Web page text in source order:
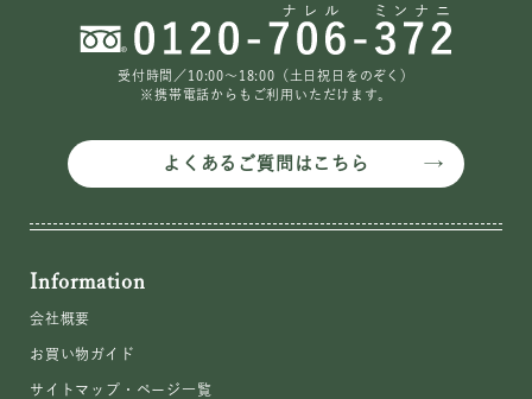
受付時間／10:00〜18:00（土日祝日をのぞく）
※携帯電話からもご利用いただけます。
よくあるご質問はこちら
Information
会社概要
お買い物ガイド
サイトマップ・ページ一覧